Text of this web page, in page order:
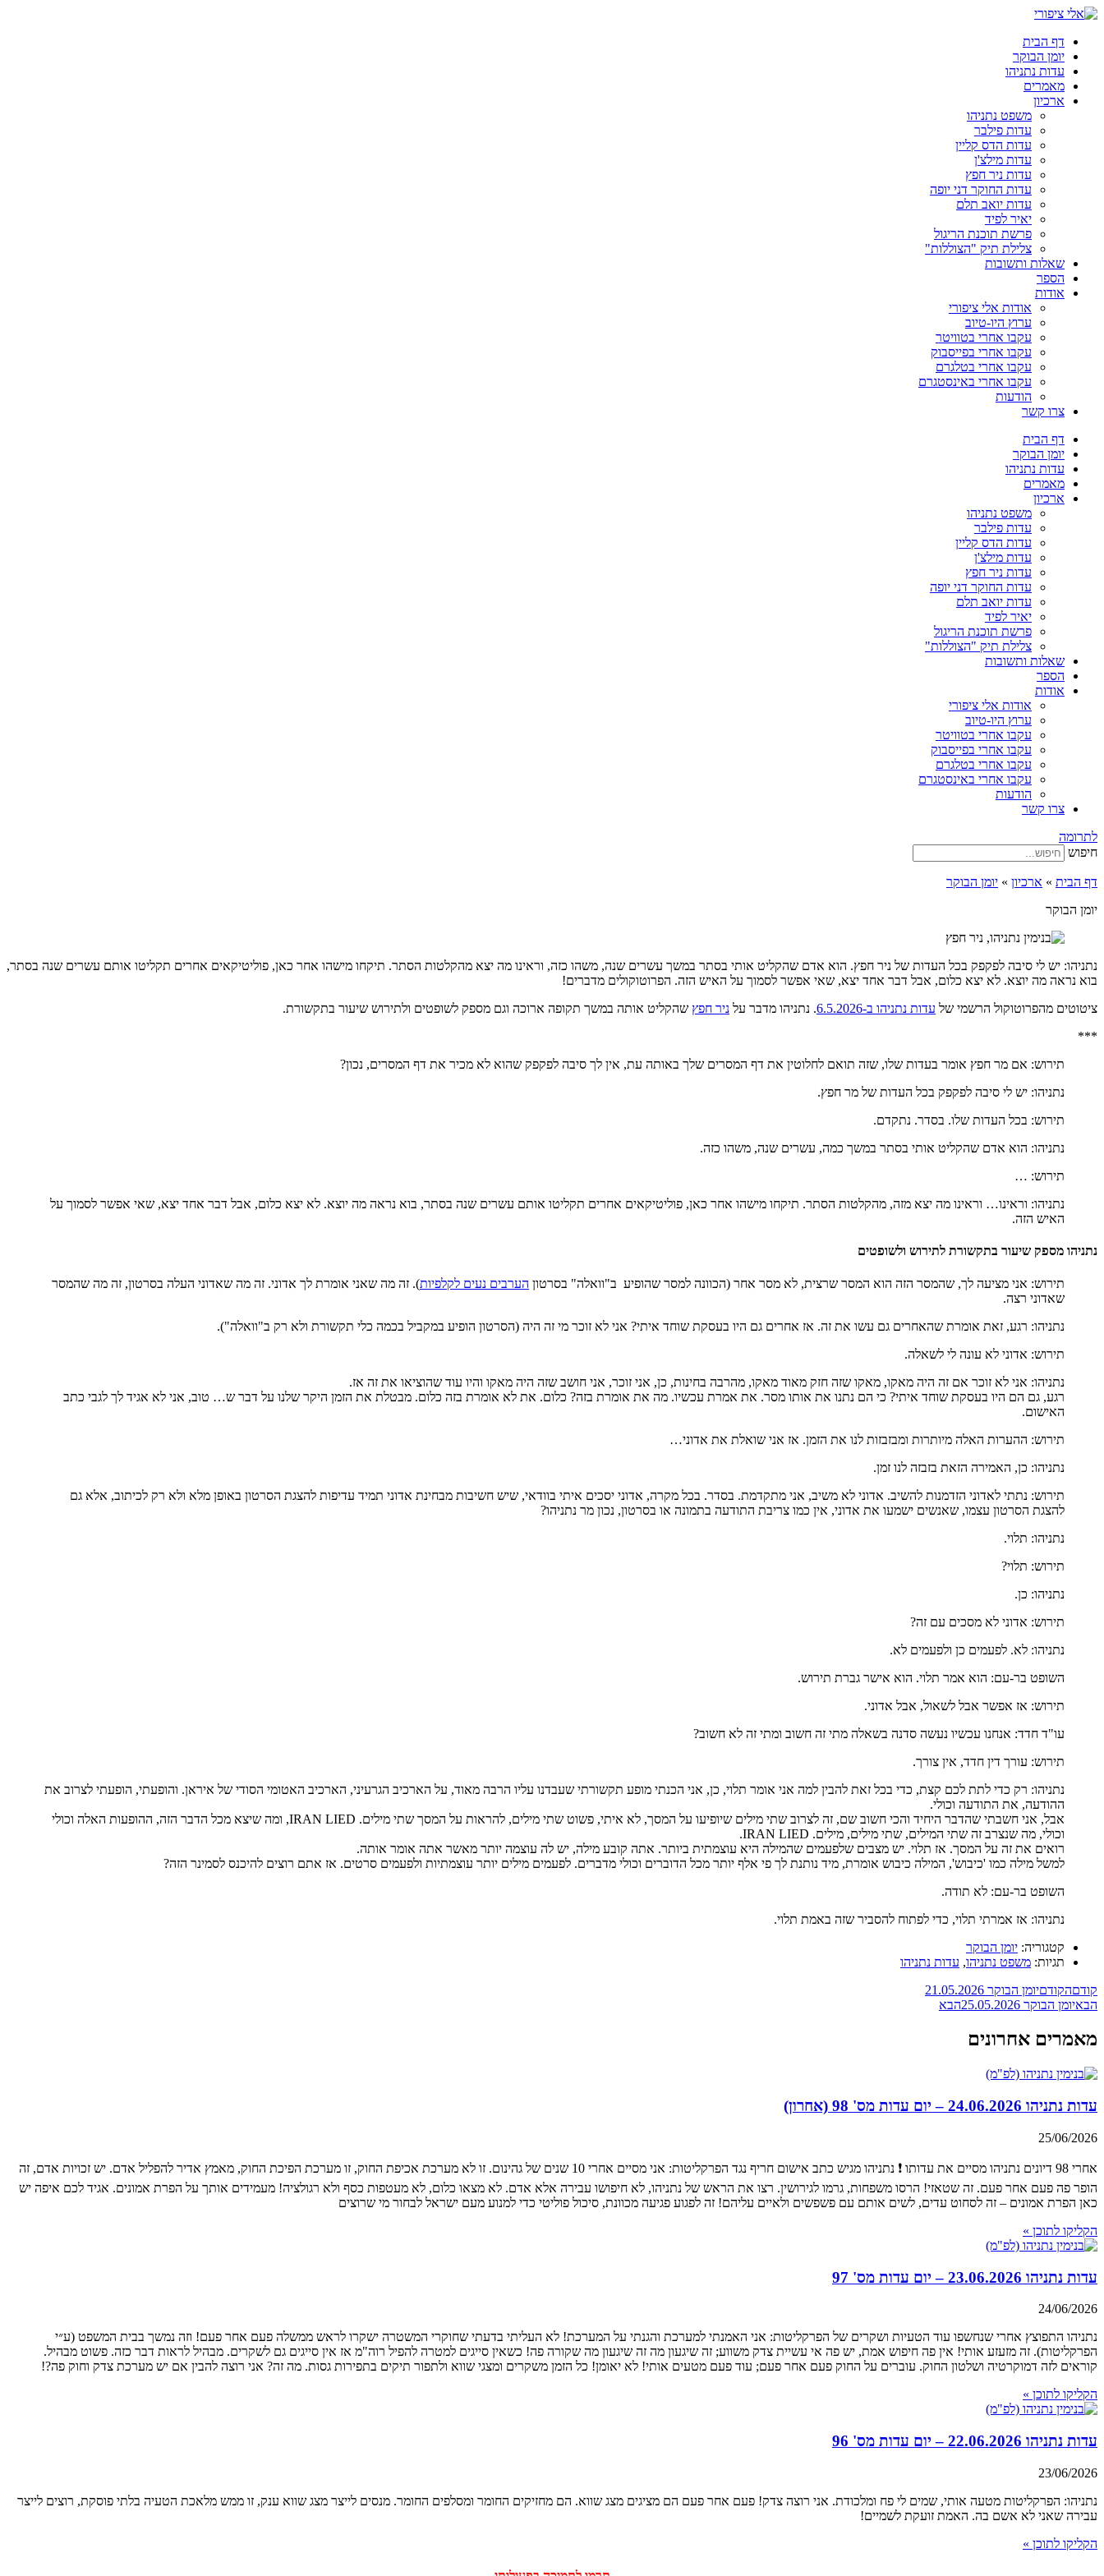
דלג
דף הבית
יומן הבוקר
עדות נתניהו
מאמרים
ארכיון
משפט נתניהו
עדות פילבר
עדות הדס קליין
עדות מילצ'ן
עדות ניר חפץ
עדות החוקר דני יופה
עדות יואב תלם
יאיר לפיד
פרשת תוכנת הריגול
צלילת תיק "הצוללות"
שאלות ותשובות
הספר
אודות
אודות אלי ציפורי
ערוץ היו-טיוב
עקבו אחרי בטוויטר
עקבו אחרי בפייסבוק
עקבו אחרי בטלגרם
עקבו אחרי באינסטגרם
הודעות
צרו קשר
דף הבית
יומן הבוקר
עדות נתניהו
מאמרים
ארכיון
משפט נתניהו
עדות פילבר
עדות הדס קליין
עדות מילצ'ן
עדות ניר חפץ
עדות החוקר דני יופה
עדות יואב תלם
יאיר לפיד
פרשת תוכנת הריגול
צלילת תיק "הצוללות"
שאלות ותשובות
הספר
אודות
אודות אלי ציפורי
ערוץ היו-טיוב
עקבו אחרי בטוויטר
עקבו אחרי בפייסבוק
עקבו אחרי בטלגרם
עקבו אחרי באינסטגרם
הודעות
צרו קשר
לתרומה
חיפוש
דף הבית » ארכיון » יומן הבוקר
יומן הבוקר
נתניהו: יש לי סיבה לפקפק בכל העדות של ניר חפץ. הוא אדם שהקליט אותי בסתר במשך עשרים שנה, משהו כזה, וראינו מה יצא מהקלטות הסתר. תיקחו מישהו אחר כאן, פוליטיקאים אחרים תקליטו אותם עשרים שנה בסתר,
בוא נראה מה יוצא. לא יצא כלום, אבל דבר אחד יצא, שאי אפשר לסמוך על האיש הזה. הפרוטוקולים מדברים!
ציטוטים מהפרוטוקול הרשמי של עדות נתניהו ב-6.5.2026 . נתניהו מדבר על ניר חפץ שהקליט אותה במשך תקופה ארוכה וגם מספק לשופטים ולתירוש שיעור בתקשורת.
***
תירוש: אם מר חפץ אומר בעדות שלו, שזה תואם לחלוטין את דף המסרים שלך באותה עת, אין לך סיבה לפקפק שהוא לא מכיר את דף המסרים, נכון?
נתניהו: יש לי סיבה לפקפק בכל העדות של מר חפץ.
תירוש: בכל העדות שלו. בסדר. נתקדם.
נתניהו: הוא אדם שהקליט אותי בסתר במשך כמה, עשרים שנה, משהו כזה.
תירוש: …
נתניהו: וראינו… וראינו מה יצא מזה, מהקלטות הסתר. תיקחו מישהו אחר כאן, פוליטיקאים אחרים תקליטו אותם עשרים שנה בסתר, בוא נראה מה יוצא. לא יצא כלום, אבל דבר אחד יצא, שאי אפשר לסמוך על
האיש הזה.
נתניהו מספק שיעור בתקשורת לתירוש ולשופטים
תירוש: אני מציעה לך, שהמסר הזה הוא המסר שרצית, לא מסר אחר (הכוונה למסר שהופיע ב"וואלה" בסרטון הערבים נעים לקלפיות). זה מה שאני אומרת לך אדוני. זה מה שאדוני העלה בסרטון, זה מה שהמסר
שאדוני רצה.
נתניהו: רגע, זאת אומרת שהאחרים גם עשו את זה. אז אחרים גם היו בעסקת שוחד איתי? אני לא זוכר מי זה היה (הסרטון הופיע במקביל בכמה כלי תקשורת ולא רק ב"וואלה").
תירוש: אדוני לא עונה לי לשאלה.
נתניהו: אני לא זוכר אם זה היה מאקו, מאקו שזה חזק מאוד מאקו, מהרבה בחינות, כן, אני זוכר, אני חושב שזה היה מאקו והיו עוד שהוציאו את זה אז.
רגע, גם הם היו בעסקת שוחד איתי? כי הם נתנו את אותו מסר. את אמרת עכשיו. מה את אומרת בזה? כלום. את לא אומרת בזה כלום. מבטלת את הזמן היקר שלנו על דבר ש… טוב, אני לא אגיד לך לגבי כתב
האישום.
תירוש: ההערות האלה מיותרות ומבזבזות לנו את הזמן. אז אני שואלת את אדוני…
נתניהו: כן, האמירה הזאת בזבזה לנו זמן.
תירוש: נתתי לאדוני הזדמנות להשיב. אדוני לא משיב, אני מתקדמת. בסדר. בכל מקרה, אדוני יסכים איתי בוודאי, שיש חשיבות מבחינת אדוני תמיד עדיפות להצגת הסרטון באופן מלא ולא רק לכיתוב, אלא גם
להצגת הסרטון עצמו, שאנשים ישמעו את אדוני, אין כמו צריבת התודעה בתמונה או בסרטון, נכון מר נתניהו?
נתניהו: תלוי.
תירוש: תלוי?
נתניהו: כן.
תירוש: אדוני לא מסכים עם זה?
נתניהו: לא. לפעמים כן ולפעמים לא.
השופט בר-עם: הוא אמר תלוי. הוא אישר גברת תירוש.
תירוש: אז אפשר אבל לשאול, אבל אדוני.
עו"ד חדד: אנחנו עכשיו נעשה סדנה בשאלה מתי זה חשוב ומתי זה לא חשוב?
תירוש: עורך דין חדד, אין צורך.
נתניהו: רק כדי לתת לכם קצת, כדי בכל זאת להבין למה אני אומר תלוי, כן, אני הכנתי מופע תקשורתי שעבדנו עליו הרבה מאוד, על הארכיב הגרעיני, הארכיב האטומי הסודי של איראן. והופעתי, הופעתי לצרוב את
ההודעה, את התודעה וכולי.
אבל, אני חשבתי שהדבר היחיד והכי חשוב שם, זה לצרוב שתי מילים שיופיעו על המסך, לא איתי, פשוט שתי מילים, להראות על המסך שתי מילים. IRAN LIED, ומה שיצא מכל הדבר הזה, ההופעות האלה וכולי
וכולי, מה שנצרב זה שתי המילים, שתי מילים, מילים. IRAN LIED.
רואים את זה על המסך. אז תלוי. יש מצבים שלפעמים שהמילה היא עוצמתית ביותר. אתה קובע מילה, יש לה עוצמה יותר מאשר אתה אומר אותה.
למשל מילה כמו 'כיבוש', המילה כיבוש אומרת, מיד נותנת לך פי אלף יותר מכל הדוברים וכולי מדברים. לפעמים מילים יותר עוצמתיות ולפעמים סרטים. אז אתם רוצים להיכנס לסמינר הזה?
השופט בר-עם: לא תודה.
נתניהו: אז אמרתי תלוי, כדי לפתוח להסביר שזה באמת תלוי.
קטגוריה: יומן הבוקר
תגיות: משפט נתניהו, עדות נתניהו
קודםהקודםיומן הבוקר 21.05.2026
הבאיומן הבוקר 25.05.2026 הבא
מאמרים אחרונים
עדות נתניהו 24.06.2026 – יום עדות מס' 98 (אחרון)
25/06/2026
אחרי 98 דיונים נתניהו מסיים את עדותו ❗ נתניהו מגיש כתב אישום חריף נגד הפרקליטות: אני מסיים אחרי 10 שנים של גהינום. זו לא מערכת אכיפת החוק, זו מערכת הפיכת החוק, מאמץ אדיר להפליל אדם. יש זכויות אדם, זה
הופר פה פעם אחר פעם. זה שטאזי! הרסו משפחות, גרמו לגירושין. רצו את הראש של נתניהו, לא חיפושו עבירה אלא אדם. לא מצאו כלום, לא מעטפות כסף ולא רגולציה! מעמידים אותך על הפרת אמונים. אגיד לכם איפה יש
כאן הפרת אמונים – זה לסחוט עדים, לשים אותם עם פשפשים ולאיים עליהם! זה לפגוע פגיעה מכוונת, סיכול פוליטי כדי למנוע מעם ישראל לבחור מי שרוצים
הקליקו לתוכן »
עדות נתניהו 23.06.2026 – יום עדות מס' 97
24/06/2026
נתניהו התפוצץ אחרי שנחשפו עוד הטעיות ושקרים של הפרקליטות: אני האמנתי למערכת והגנתי על המערכת! לא העליתי בדעתי שחוקרי המשטרה ישקרו לראש ממשלה פעם אחר פעם! וזה נמשך בבית המשפט (ע״י
הפרקליטות). זה מזעזע אותי! אין פה חיפוש אמת, יש פה אי עשיית צדק משווע; זה שיגעון מה זה שיגעון מה שקורה פה! כשאין סייגים למטרה להפיל רוה"מ אז אין סייגים גם לשקרים. מבהיל לראות דבר כזה. פשוט מבהיל.
קוראים לזה דמוקרטיה ושלטון החוק. עוברים על החוק פעם אחר פעם; עוד פעם מטעים אותי! לא יאומן! כל הזמן משקרים ומצגי שווא ולתפור תיקים בתפירות גסות. מה זה? אני רוצה להבין אם יש מערכת צדק וחוק פה?!
הקליקו לתוכן »
עדות נתניהו 22.06.2026 – יום עדות מס' 96
23/06/2026
נתניהו: הפרקליטות מטעה אותי, שמים לי פח ומלכודת. אני רוצה צדק! פעם אחר פעם הם מציגים מצג שווא. הם מחזיקים החומר ומסלפים החומר. מנסים לייצר מצג שווא ענק, זו ממש מלאכת הטעיה בלתי פוסקת, רוצים לייצר
עבירה שאני לא אשם בה. האמת זועקת לשמיים!
הקליקו לתוכן »